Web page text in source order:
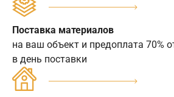
Поставка материалов
на ваш объект и предоплата 70%
в день поставки